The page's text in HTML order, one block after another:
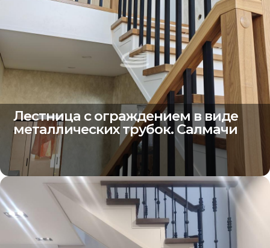
Лестница с ограждением в виде
металлических трубок. Салмачи